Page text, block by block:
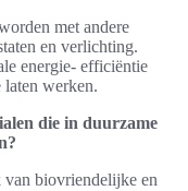
met andere
en verlichting.
energie- efficiëntie
laten werken.
die in duurzame
van biovriendelijke en